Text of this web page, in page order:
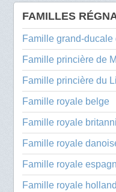
FAMILLES
Famille grand-ducale
Famille princière de
Famille princière du
Famille royale belge
Famille royale
Famille royale
Famille royale
Famille royale